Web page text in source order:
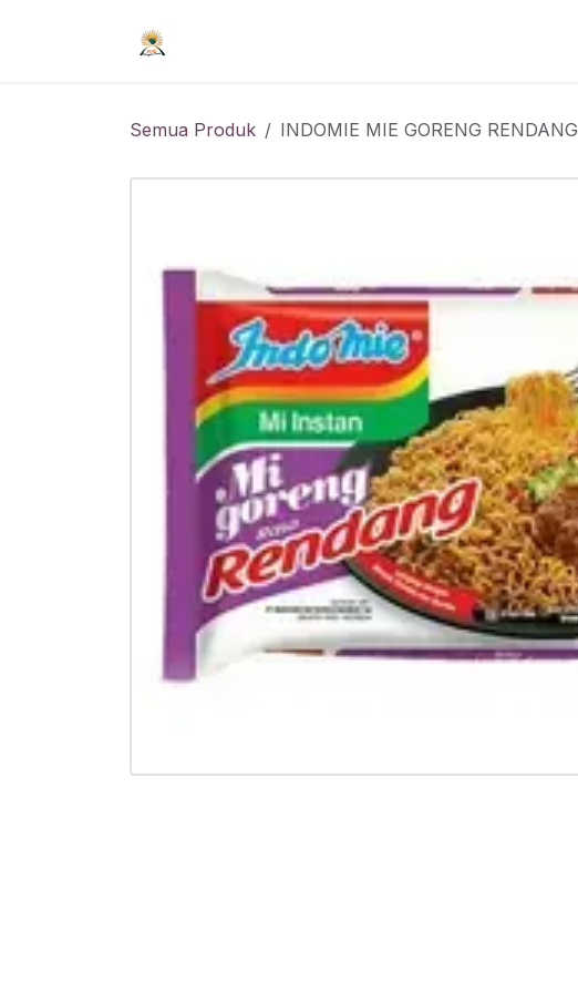
Semua Produk INDOMIE MIE GORENG RENDANG